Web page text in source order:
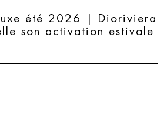
été 2026 | Dioriviera
son activation estivale